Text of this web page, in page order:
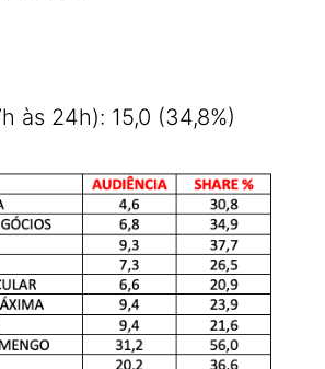
às 24h): 15,0 (34,8%)